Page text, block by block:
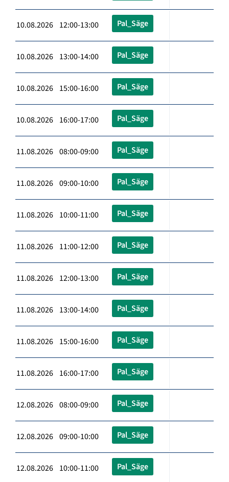
10.08.2026 12:00-13:00 Pal_Säge
10.08.2026 13:00-14:00 Pal_Säge
10.08.2026 15:00-16:00 Pal_Säge
10.08.2026 16:00-17:00 Pal_Säge
11.08.2026 08:00-09:00 Pal_Säge
11.08.2026 09:00-10:00 Pal_Säge
11.08.2026 10:00-11:00 Pal_Säge
11.08.2026 11:00-12:00 Pal_Säge
11.08.2026 12:00-13:00 Pal_Säge
11.08.2026 13:00-14:00 Pal_Säge
11.08.2026 15:00-16:00 Pal_Säge
11.08.2026 16:00-17:00 Pal_Säge
12.08.2026 08:00-09:00 Pal_Säge
12.08.2026 09:00-10:00 Pal_Säge
12.08.2026 10:00-11:00 Pal_Säge